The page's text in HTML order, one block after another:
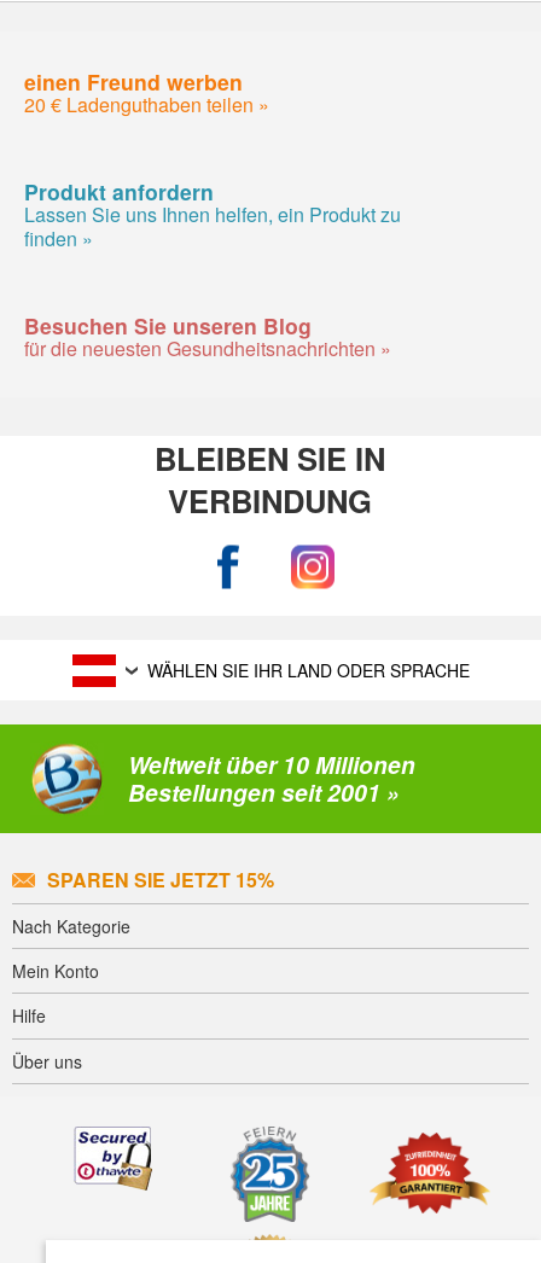
einen Freund werben
20 € Ladenguthaben teilen »
Produkt anfordern
Lassen Sie uns Ihnen helfen, ein Produkt zu
finden »
Besuchen Sie unseren Blog
für die neuesten Gesundheitsnachrichten »
BLEIBEN SIE IN
VERBINDUNG
WÄHLEN SIE IHR LAND ODER SPRACHE
Weltweit über 10 Millionen
Bestellungen seit 2001 »
SPAREN SIE JETZT 15%
Nach Kategorie
Mein Konto
Hilfe
Über uns